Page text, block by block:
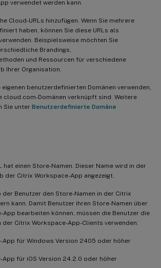
verwendet werden kann.
Cloud-URLs hinzufügen. Wenn Sie mehrere
haben, können Sie diese URLs als
Beispielsweise möchten Sie
Brandings,
und Ressourcen für verschiedene
Ihrer Organisation.
eigenen benutzerdefinierten Domänen verwenden,
cloud.com-Domänen verknüpft sind. Weitere
Sie unter Benutzerdefinierte Domäne
hat einen Store-Namen. Dieser Name wird in der
der Citrix Workspace-App angezeigt.
der Benutzer den Store-Namen in der Citrix
kann. Damit Benutzer ihren Store-Namen über
App bearbeiten können, müssen die Benutzer die
Citrix Workspace-App-Clients verwenden:
App für Windows Version 2405 oder höher
App für iOS Version 24.2.0 oder höher